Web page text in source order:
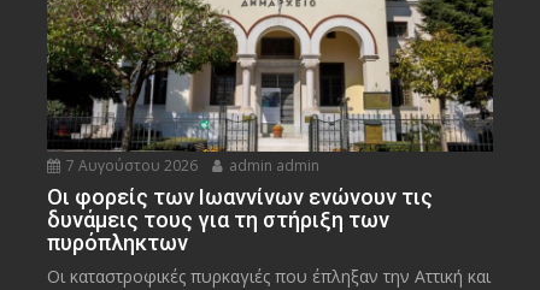
7 Αυγούστου 2026 admin admin
Οι φορείς των Ιωαννίνων ενώνουν τις
δυνάμεις τους για τη στήριξη των
πυρόπληκτων
Οι καταστροφικές πυρκαγιές που έπληξαν την Αττική και